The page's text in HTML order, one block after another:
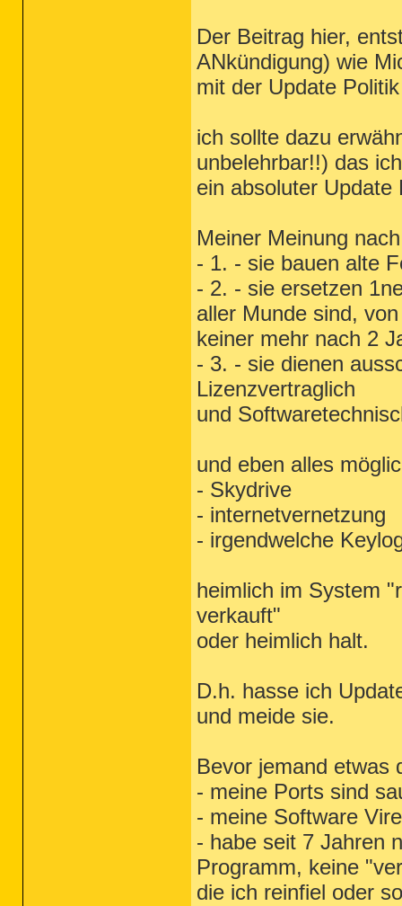
Der Beitrag hier,
ANkündigung) wie
mit der Update
ich sollte dazu
unbelehrbar!!) das ich
ein absoluter Update
Meiner Meinung
- 1. - sie bauen alte
- 2. - sie ersetzen
aller Munde sind,
keiner mehr nach 2
- 3. - sie dienen
Lizenzvertraglich
und
und eben alles
- Skydrive
- internetvernetzung
- irgendwelche
heimlich im System
verkauft"
oder heimlich halt.
D.h. hasse ich
und meide sie.
Bevor jemand etwas
- meine Ports sind
- meine Software
- habe seit 7 Jahren
Programm, keine
die ich reinfiel oder